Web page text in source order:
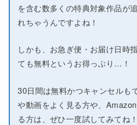
を含む数多くの特典対象作品が
れちゃうんですよね！
しかも、お急ぎ便・お届け日時
ても無料というお得っぷり…！
30日間は無料かつキャンセルも
や動画をよく見る方や、
る方は、ぜひ一度試してみてね！